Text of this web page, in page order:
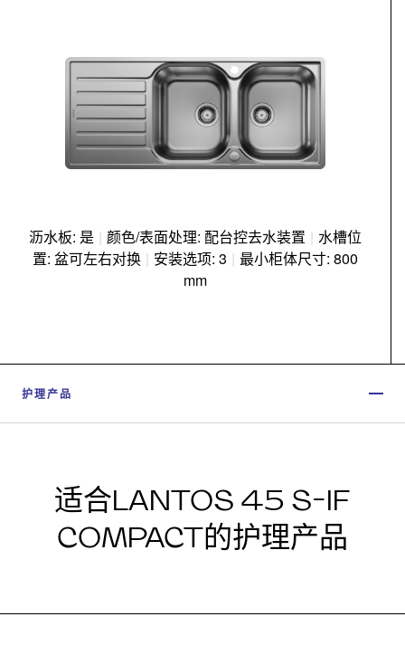
沥水板: 是 | 颜色/表面处理: 配台控去水装置 | 水槽位
置: 盆可左右对换 | 安装选项: 3 | 最小柜体尺寸: 800
mm
护理产品
适合LANTOS 45 S-IF
COMPACT的护理产品